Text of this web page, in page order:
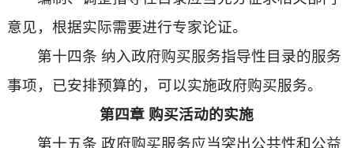
意见，根据实际需要进行专家论证。
第十四条 纳入政府购买服务指导性目录的服务
事项，已安排预算的，可以实施政府购买服务。
第四章 购买活动的实施
第十五条 政府购买服务应当突出公共性和公益